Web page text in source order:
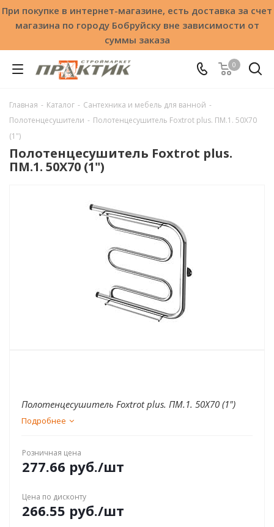
При покупке в интернет-магазине, есть доставка за счет
магазина по городу Бобруйску вне зависимости от
суммы заказа
0
Главная - Каталог - Сантехника и мебель для ванной -
Полотенцесушители - Полотенцесушитель Foxtrot plus. ПМ.1. 50Х70
(1")
Полотенцесушитель Foxtrot plus.
ПМ.1. 50Х70 (1")
Полотенцесушитель Foxtrot plus. ПМ.1. 50Х70 (1")
Подробнее
Розничная цена
277.66 руб./шт
Цена по дисконту
266.55 руб./шт